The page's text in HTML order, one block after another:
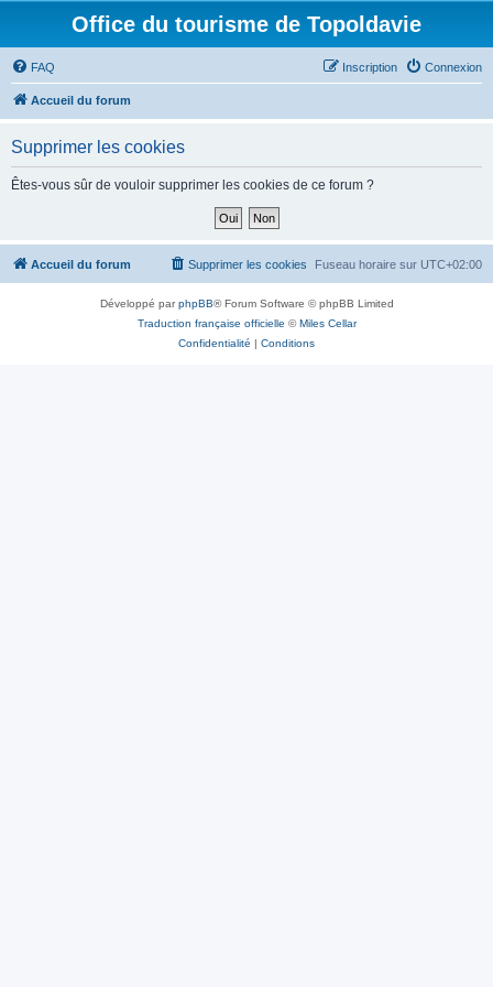
Office du tourisme de Topoldavie
FAQ Connexion
Inscription
Accueil du forum
Supprimer les cookies
Êtes-vous sûr de vouloir supprimer les cookies de ce forum ?
Accueil du forum Fuseau horaire sur UTC+02:00
Supprimer les cookies
Développé parphpBB® Forum Software © phpBB Limited
Traduction française officielle ©Miles Cellar
Confidentialité | Conditions